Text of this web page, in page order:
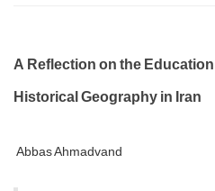
A Reflection on the
Historical Geography in Iran
Abbas Ahmadvand